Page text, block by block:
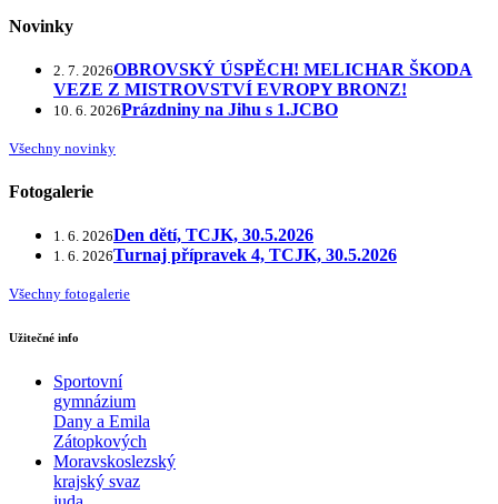
Novinky
2. 7. 2026OBROVSKÝ ÚSPĚCH! MELICHAR ŠKODA
VEZE Z MISTROVSTVÍ EVROPY BRONZ!
10. 6. 2026Prázdniny na Jihu s 1.JCBO
Všechny novinky
Fotogalerie
1. 6. 2026Den dětí, TCJK, 30.5.2026
1. 6. 2026Turnaj přípravek 4, TCJK, 30.5.2026
Všechny fotogalerie
Užitečné info
Sportovní
gymnázium
Dany a Emila
Zátopkových
Moravskoslezský
krajský svaz